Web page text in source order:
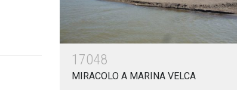
17048
MIRACOLO A MARINA VELCA